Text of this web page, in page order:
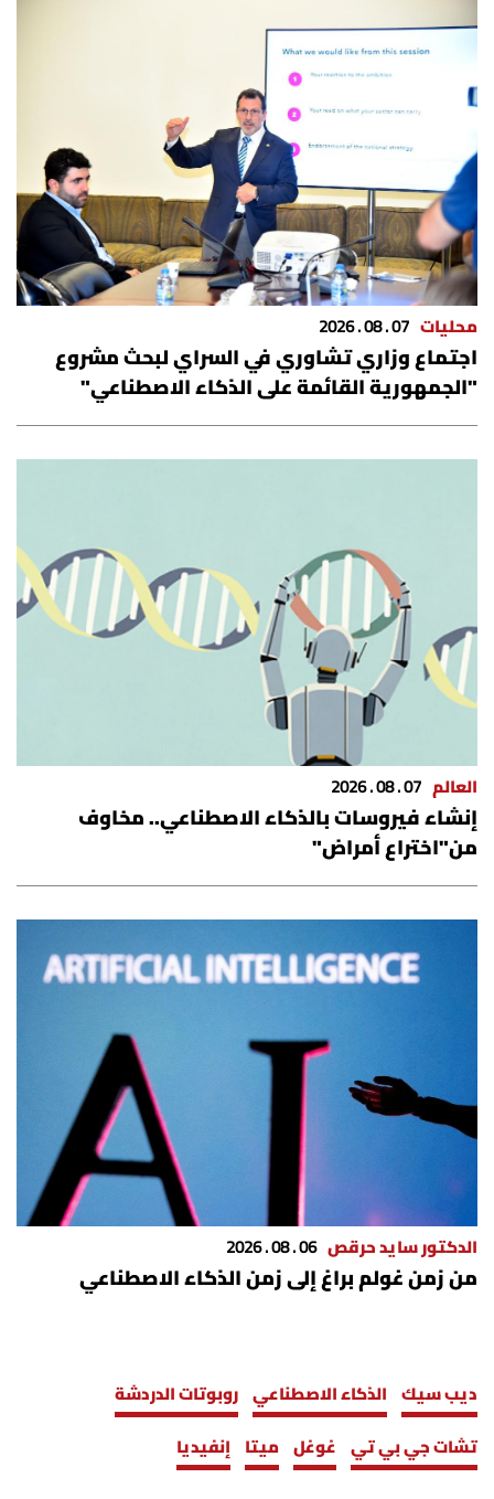
محليات 07 . 08 . 2026
اجتماع وزاري تشاوري في السراي لبحث مشروع
"الجمهورية القائمة على الذكاء الاصطناعي"
العالم 07 . 08 . 2026
إنشاء فيروسات بالذكاء الاصطناعي.. مخاوف
من"اختراع أمراض"
الدكتور سايد حرقص 06 . 08 . 2026
من زمن غولم براغ إلى زمن الذكاء الاصطناعي
ديب سيك الذكاء الاصطناعي روبوتات الدردشة
تشات جي بي تي غوغل ميتا إنفيديا